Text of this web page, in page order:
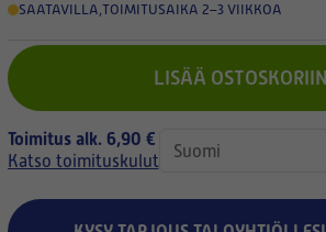
SAATAVILLA,TOIMITUSAIKA 2–3 VIIKKOA
LISÄÄ OSTOSKORIIN
Toimitus alk. 6,90 €
Katso toimituskulut